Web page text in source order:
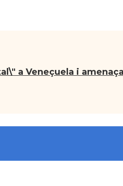
a Veneçuela i